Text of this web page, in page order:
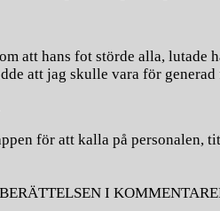
att hans fot störde alla, lutade
att jag skulle vara för
för att kalla på personalen,
I